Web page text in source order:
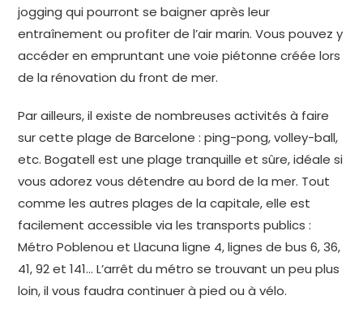
jogging qui pourront se baigner après leur
entraînement ou profiter de l’air marin. Vous pouvez y
accéder en empruntant une voie piétonne créée lors
de la rénovation du front de mer.
Par ailleurs, il existe de nombreuses activités à faire
sur cette plage de Barcelone : ping-pong, volley-ball,
etc. Bogatell est une plage tranquille et sûre, idéale si
vous adorez vous détendre au bord de la mer. Tout
comme les autres plages de la capitale, elle est
facilement accessible via les transports publics :
Métro Poblenou et Llacuna ligne 4, lignes de bus 6, 36,
41, 92 et 141… L’arrêt du métro se trouvant un peu plus
loin, il vous faudra continuer à pied ou à vélo.